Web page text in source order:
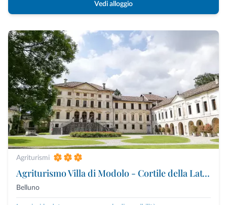
Vedi alloggio
Agriturismi
Agriturismo Villa di Modolo - Cortile della Latteria
Belluno